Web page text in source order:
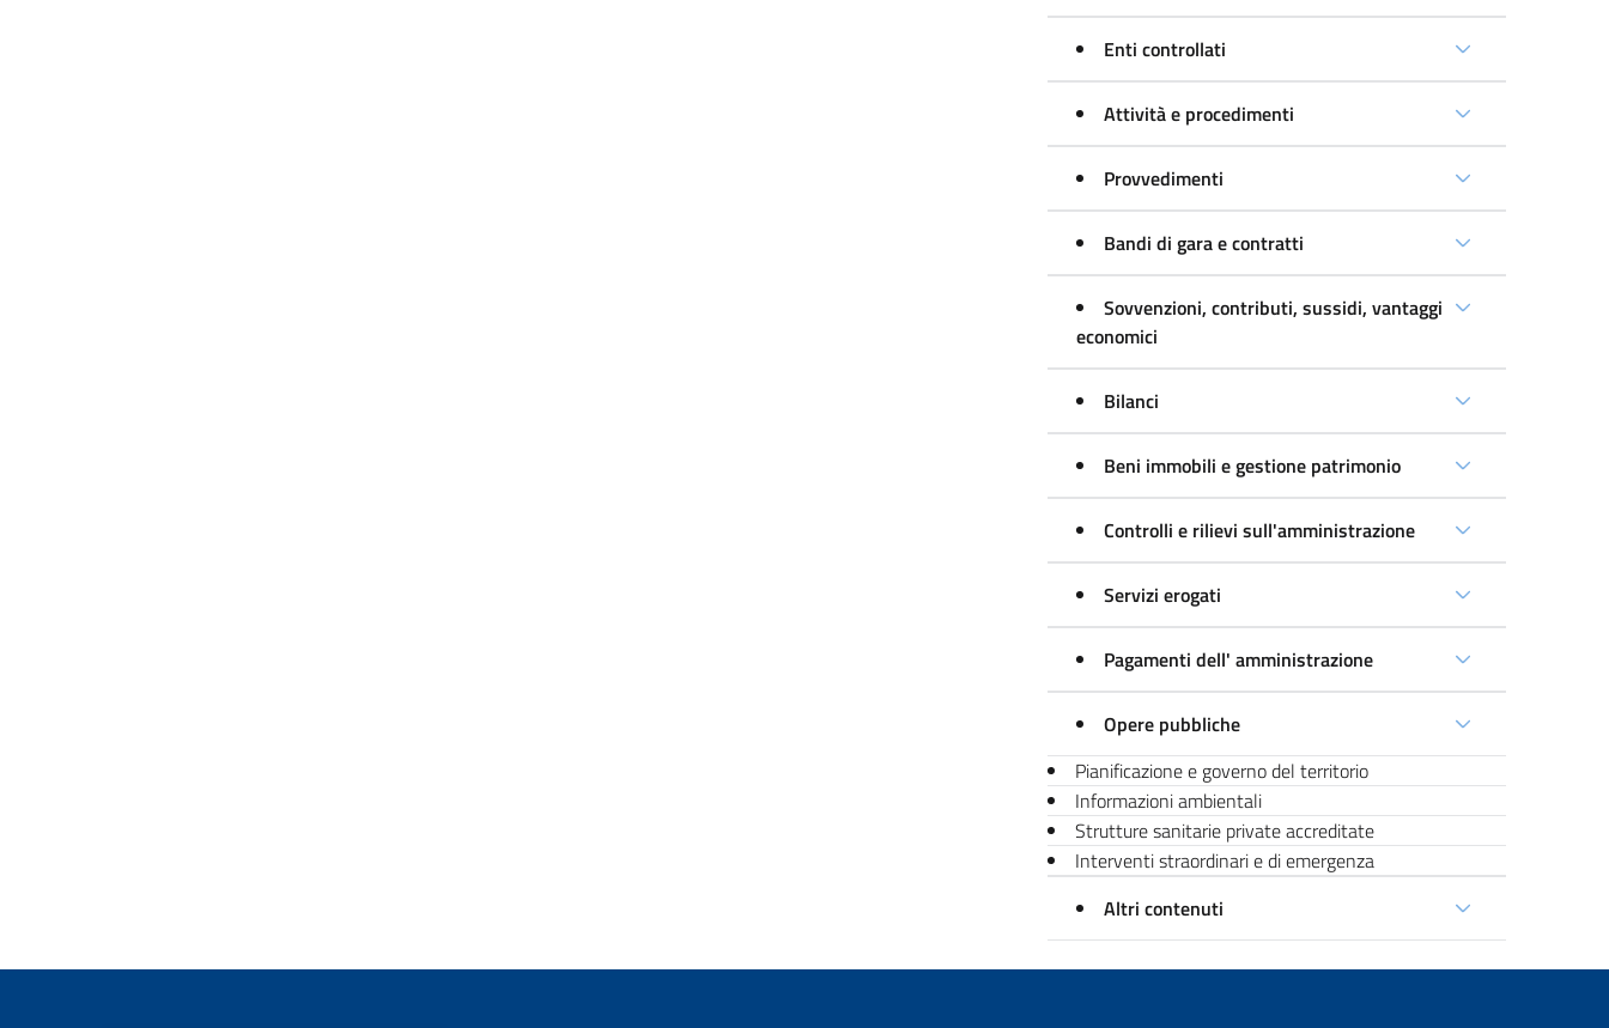
Enti controllati
Attività e procedimenti
Provvedimenti
Bandi di gara e contratti
Sovvenzioni, contributi, sussidi, vantaggi
economici
Bilanci
Beni immobili e gestione patrimonio
Controlli e rilievi sull'amministrazione
Servizi erogati
Pagamenti dell' amministrazione
Opere pubbliche
Pianificazione e governo del territorio
Informazioni ambientali
Strutture sanitarie private accreditate
Interventi straordinari e di emergenza
Altri contenuti